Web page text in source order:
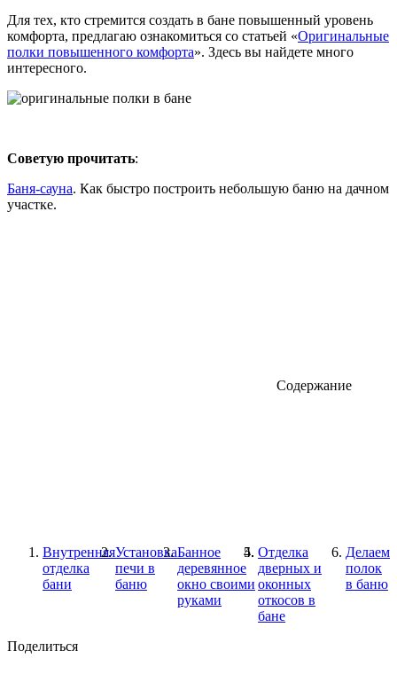
Для тех, кто стремится создать в бане повышенный уровень
комфорта, предлагаю ознакомиться со статьей «Оригинальные
полки повышенного комфорта». Здесь вы найдете много
интересного.
Советую прочитать:
Баня-сауна. Как быстро построить небольшую баню на дачном
участке.
Содержание
Внутренняя
отделка
бани
Установка
печи в
баню
Банное
деревянное
окно своими
руками
Отделка
дверных и
оконных
откосов в
бане
Делаем
полок
в баню
Поделиться